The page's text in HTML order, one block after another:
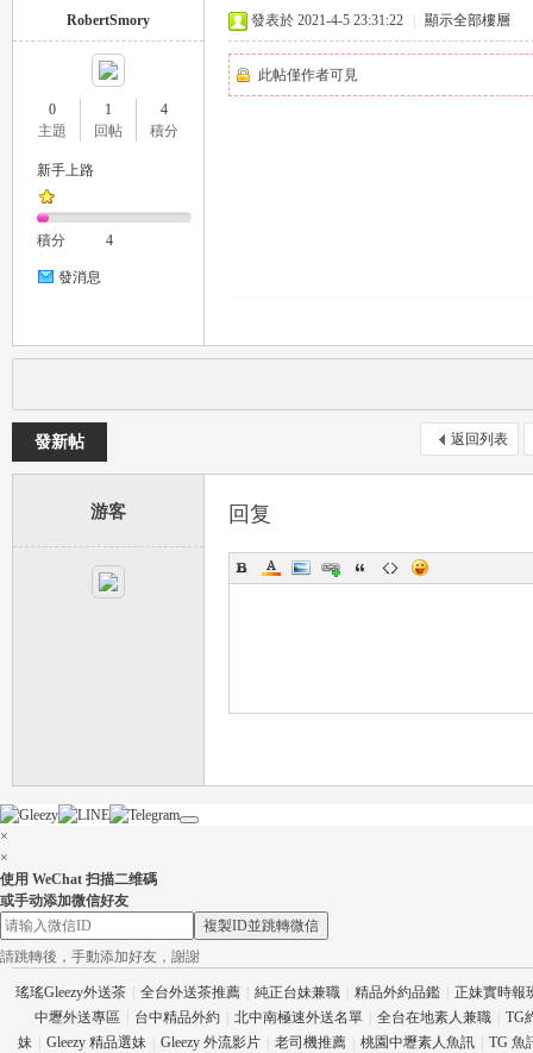
交
RobertSmory
0
主題
1
回帖
4
積分
新手上路
積分 4
發消息
發表於 2021-4-5 23:31:22 顯示全部樓層
此帖僅作者可見
返回列表
發新帖
游客 回复
×
×
使用 WeChat 扫描二维碼
或手动添加微信好友
複製ID並跳轉微信
請跳轉後，手動添加好友，謝謝
瑤瑤Gleezy外送茶 全台外送茶推薦 純正台妹兼職 精品外約品鑑
正妹實時報
中壢外送專區
台中精品外約 北中南極速外送名單 全台在地素人兼職
TG
妹
Gleezy 精品選妹 Gleezy 外流影片 老司機推薦 桃園中壢素人魚訊 TG 魚